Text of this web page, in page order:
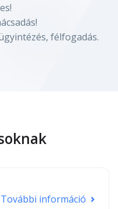
félfogadás.
További információ